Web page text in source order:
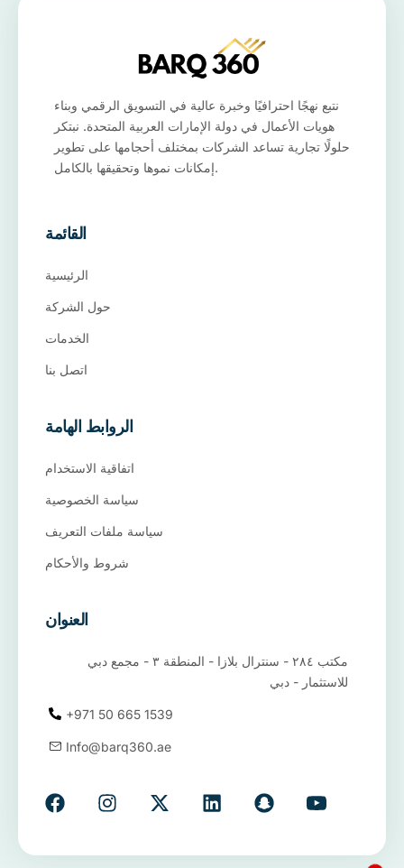
نتبع نهجًا احترافيًا وخبرة عالية في التسويق الرقمي وبناء
هويات الأعمال في دولة الإمارات العربية المتحدة. نبتكر
حلولًا تجارية تساعد الشركات بمختلف أحجامها على تطوير
إمكانات نموها وتحقيقها بالكامل.
القائمة
الرئيسية
حول الشركة
الخدمات
اتصل بنا
الروابط الهامة
اتفاقية الاستخدام
سياسة الخصوصية
سياسة ملفات التعريف
شروط والأحكام
العنوان
مكتب ٢٨٤ - سنترال بلازا - المنطقة ٣ - مجمع دبي
للاستثمار - دبي
+971 50 665 1539
Info@barq360.ae